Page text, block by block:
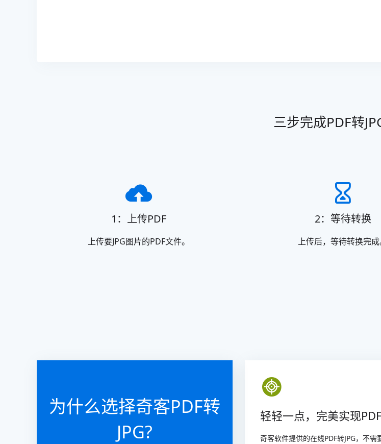
三步完成PDF转
1：上传PDF
上传要JPG图片的PDF文件。
2：等待转换
上传后，等待转换完成
为什么选择奇客PDF转
JPG?
轻轻一点，完美实现
奇客软件提供的在线PDF转JPG，不需